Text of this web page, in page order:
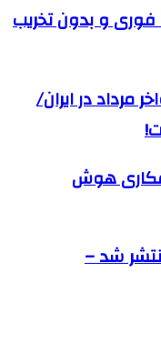
فوری و بدون تخریب
مرداد در ایران/
هوش
نگارش ۷.۰ منتشر شد –